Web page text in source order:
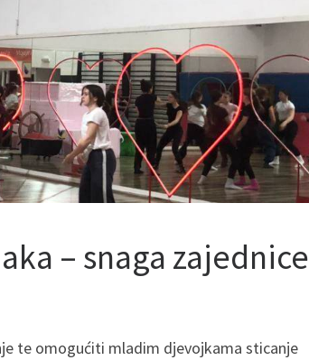
– snaga zajednice
te omogućiti mladim djevojkama sticanje